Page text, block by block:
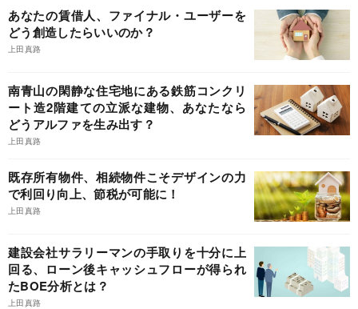
あなたの賃借人、ファイナル・ユーザーを
どう創造したらいいのか？
上田真路
南青山の閑静な住宅地にある鉄筋コンクリ
ート造2階建ての立派な建物、あなたなら
どうアルファを生み出す？
上田真路
既存所有物件、相続物件こそデザインの力
で利回り向上、節税が可能に！
上田真路
建設会社サラリーマンの手取りを十分に上
回る、ローン後キャッシュフローが得られ
たBOE分析とは？
上田真路